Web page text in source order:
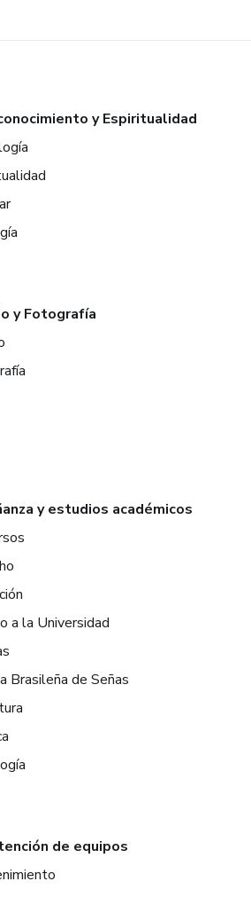
y Espiritualidad
y Fotografía
y estudios académicos
a la Universidad
Brasileña de Señas
de equipos